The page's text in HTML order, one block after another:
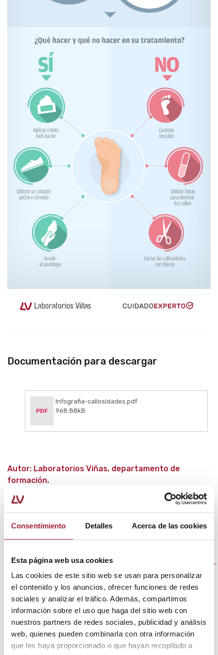
Consentimiento Detalles Acerca de las cookies
Esta página web usa cookies
Las cookies de este sitio web se usan para personalizar
el contenido y los anuncios, ofrecer funciones de redes
sociales y analizar el tráfico. Además, compartimos
información sobre el uso que haga del sitio web con
nuestros partners de redes sociales, publicidad y análisis
web, quienes pueden combinarla con otra información
que les haya proporcionado o que hayan recopilado a
Documentación para descargar
PDF
Infografia-callosidades.pdf
968.88kB
Autor: Laboratorios Viñas, departamento de
formación.
Bibliografía
<http://www.aofas.org/footcaremd/espanol/Pages/Callos-
y-Callosidades.aspx>
Bonet, R. & Garrote, A.
El Servier, 2017. <http://www.elsevier.es/es-revista-
farmacia-profesional-3-articulo-cuidado-los-pies-
X0213932417614178?referer=buscador>
Redacción.
Clinic, 2017.https://www.mayoclinic.org/es-